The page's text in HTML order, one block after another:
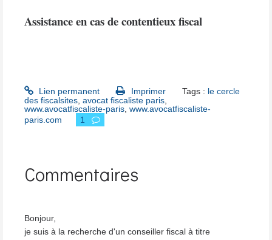
Assistance en cas de contentieux fiscal
Lien permanent Imprimer Tags : le cercle
des fiscalsites avocat fiscaliste paris
www.avocatfiscaliste-paris www.avocatfiscaliste-
paris.com
1
Commentaires
Bonjour,
je suis à la recherche d'un conseiller fiscal à titre